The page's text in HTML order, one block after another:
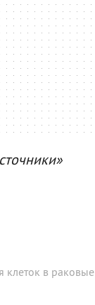
клеток в раковые